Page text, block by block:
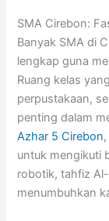
SMA Cirebon:
Banyak SMA di
lengkap guna
Ruang kelas
perpustakaan,
penting dalam
Azhar 5 Cirebon
untuk mengikuti
robotik, tahfiz
menumbuhkan